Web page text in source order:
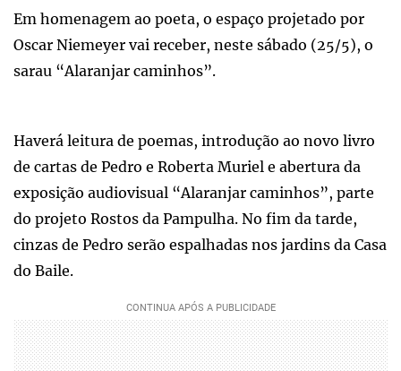
Em homenagem ao poeta, o espaço projetado por
Oscar Niemeyer vai receber, neste sábado (25/5), o
sarau “Alaranjar caminhos”.
Haverá leitura de poemas, introdução ao novo livro
de cartas de Pedro e Roberta Muriel e abertura da
exposição audiovisual “Alaranjar caminhos”, parte
do projeto Rostos da Pampulha. No fim da tarde,
cinzas de Pedro serão espalhadas nos jardins da Casa
do Baile.